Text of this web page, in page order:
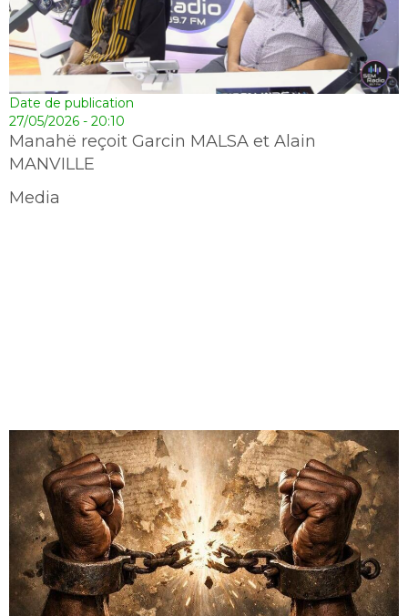
Date de publication
27/05/2026 - 20:10
Manahë reçoit Garcin MALSA et Alain
MANVILLE
Media